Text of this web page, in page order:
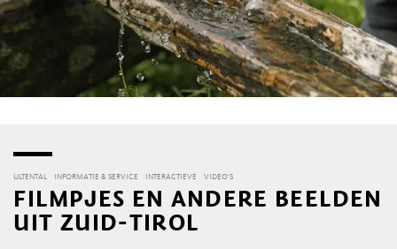
ULTENTAL INFORMATIE & SERVICE INTERACTIEVE VIDEO'S
FILMPJES EN ANDERE BEELDEN
UIT ZUID-TIROL